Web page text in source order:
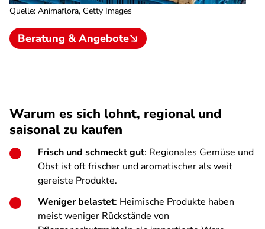
Quelle: Animaflora, Getty Images
Beratung & Angebote
Warum es sich lohnt, regional und
saisonal zu kaufen
Frisch und schmeckt gut: Regionales Gemüse und
Obst ist oft frischer und aromatischer als weit
gereiste Produkte.
Weniger belastet: Heimische Produkte haben
meist weniger Rückstände von